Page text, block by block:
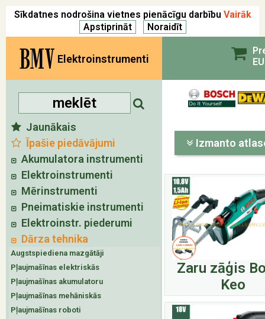
Sīkdatnes nodrošina vietnes pienācīgu darbību Vairāk
BMV Elektroinstrumenti
Jaunākais
Īpašie piedāvājumi
Akumulatora instrumenti
Elektroinstrumenti
Mērinstrumenti
Pneimatiskie instrumenti
Elektroinstr. piederumi
Dārza tehnika
Augstspiediena mazgātāji
Pļaujmašīnas elektriskās
Pļaujmašīnas akumulatoru
Pļaujmašīnas mehāniskās
Pļaujmašīnas roboti
Izmanto
Zaru zāģis
Keo